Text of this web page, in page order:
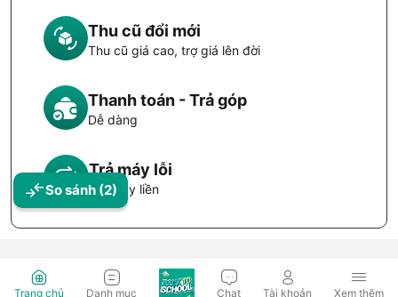
So sánh (2)
Thu cũ đổi mới
Thu cũ giá cao, trợ giá lên đời
Thanh toán - Trả góp
Dễ dàng
Trả máy lỗi
Đổi máy liền
Trang chủ Danh mục Chat Tài khoản Xem thêm